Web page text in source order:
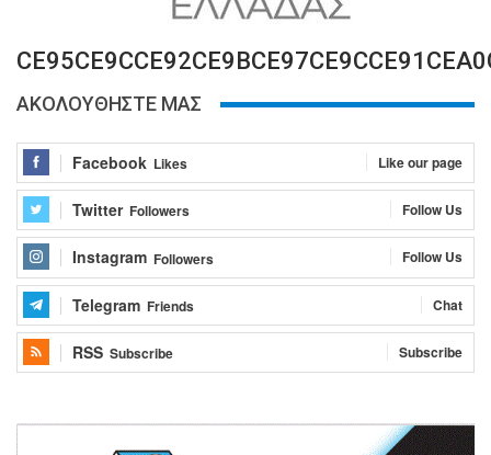
ΑΚΟΛΟΥΘΗΣΤΕ ΜΑΣ
Facebook Likes Like our page
Twitter Followers Follow Us
Instagram Followers Follow Us
Telegram Friends Chat
RSS Subscribe Subscribe